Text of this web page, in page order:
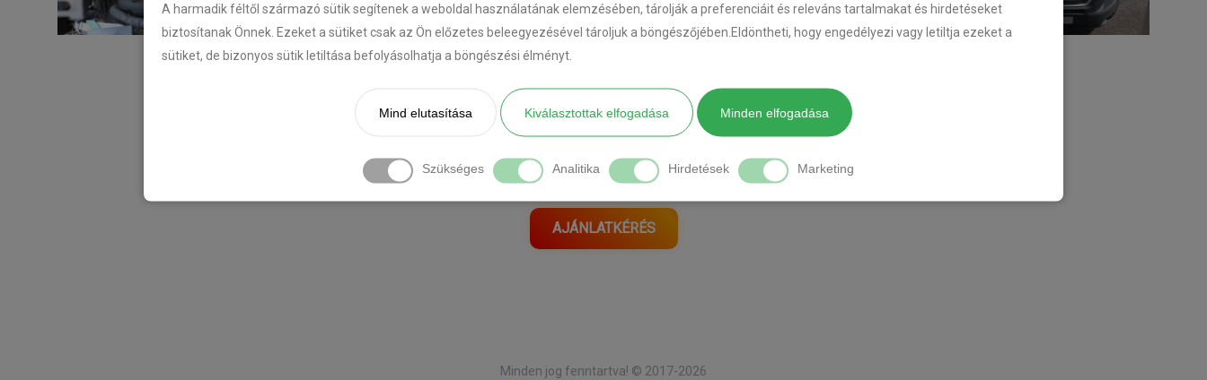
A harmadik féltől származó sütik segítenek a weboldal használatának elemzésében, tárolják a preferenciáit és releváns tartalmakat és hirdetéseket
biztosítanak Önnek. Ezeket a sütiket csak az Ön előzetes beleegyezésével tároljuk a böngészőjében.Eldöntheti, hogy engedélyezi vagy letiltja ezeket a
sütiket, de bizonyos sütik letiltása befolyásolhatja a böngészési élményt.
Mind elutasítása Kiválasztottak elfogadása Minden elfogadása
Szükséges Analitika Hirdetések Marketing
[DIAVETÍTÉS INDÍTÁSA]
Önnek is ilyen autója van?
Kérjen tőlünk ajánlatot itt:
AJÁNLATKÉRÉS
Minden jog fenntartva! © 2017-2026